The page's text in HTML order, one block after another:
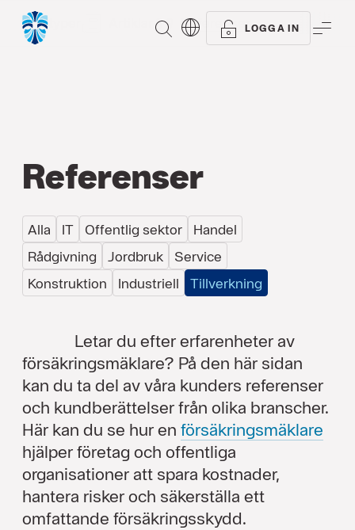
SÖK LOGGA IN
Alla typer Referenser
Referenser
Alla IT Offentlig sektor
Handel
Rådgivning
Jordbruk
Service
Konstruktion
Industriell Tillverkning
Letar du efter erfarenheter av
försäkringsmäklare? På den här sidan
kan du ta del av våra kunders referenser
och kundberättelser från olika branscher.
Här kan du se hur en försäkringsmäklare
hjälper företag och offentliga
organisationer att spara kostnader,
hantera risker och säkerställa ett
omfattande försäkringsskydd.